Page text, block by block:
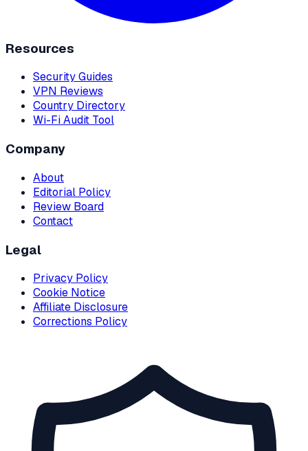
Resources
Security Guides
VPN Reviews
Country Directory
Wi-Fi Audit Tool
Company
About
Editorial Policy
Review Board
Contact
Legal
Privacy Policy
Cookie Notice
Affiliate Disclosure
Corrections Policy